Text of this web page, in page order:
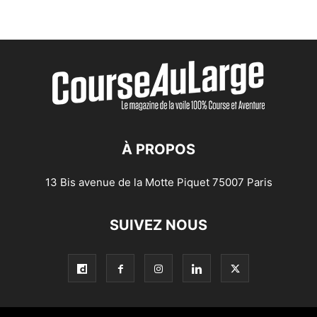
À PROPOS
13 Bis avenue de la Motte Piquet 75007 Paris
SUIVEZ NOUS